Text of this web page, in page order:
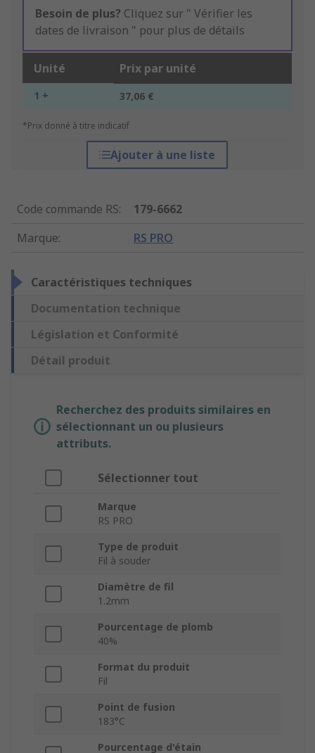
Besoin de plus? Cliquez sur " Vérifier les
dates de livraison " pour plus de détails
Unité Prix par unité
1 + 37,06 €
*Prix donné à titre indicatif
Ajouter à une liste
Code commande RS:
179-6662
Marque: RS PRO
Caractéristiques techniques
Documentation technique
Législation et Conformité
Détail produit
Recherchez des produits similaires en
sélectionnant un ou plusieurs
attributs.
Sélectionner tout
Marque
RS PRO
Type de produit
Fil à souder
Diamètre de fil
1.2mm
Pourcentage de plomb
40%
Format du produit
Fil
Point de fusion
183°C
Pourcentage d'étain